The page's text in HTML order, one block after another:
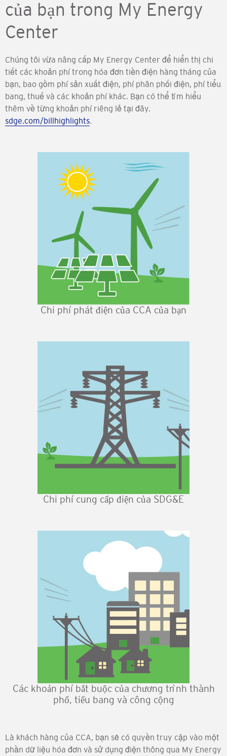
của bạn trong My Energy
Center
Chúng tôi vừa nâng cấp My Energy Center để hiển thị chi
tiết các khoản phí trong hóa đơn tiền điện hàng tháng của
bạn, bao gồm phí sản xuất điện, phí phân phối điện, phí tiểu
bang, thuế và các khoản phí khác. Bạn có thể tìm hiểu
thêm về từng khoản phí riêng lẻ tại đây.
sdge.com/billhighlights.
Chi phí phát điện của CCA của bạn
Chi phí cung cấp điện của SDG&E
Các khoản phí bắt buộc của chương trình thành
phố, tiểu bang và công cộng
Là khách hàng của CCA, bạn sẽ có quyền truy cập vào một
phần dữ liệu hóa đơn và sử dụng điện thông qua My Energy